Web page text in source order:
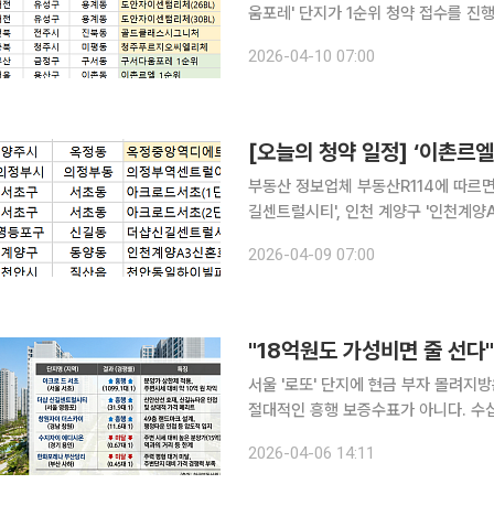
움포레' 단지가 1순위 청약 접수를 진
창원시 '엘리프창원(B1)', 경북 안동시
2026-04-10 07:00
[오늘의 청약 일정] ‘이촌르
부동산 정보업체 부동산R114에 따르
길센트럴시티', 인천 계양구 '인천계
엘' 단지는 이날 특별공급 청약 접수
2026-04-09 07:00
"18억원도 가성비면 줄 선
서울 '로또' 단지에 현금 부자 몰려지방은 가격·입지 따라 '
절대적인 흥행 보증수표가 아니다. 수
2026-04-06 14:11